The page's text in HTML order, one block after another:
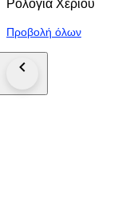
Ρολόγια Χεριού
Προβολή όλων